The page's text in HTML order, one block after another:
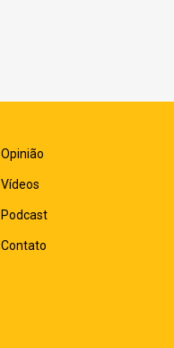
Opinião
Vídeos
Podcast
Contato